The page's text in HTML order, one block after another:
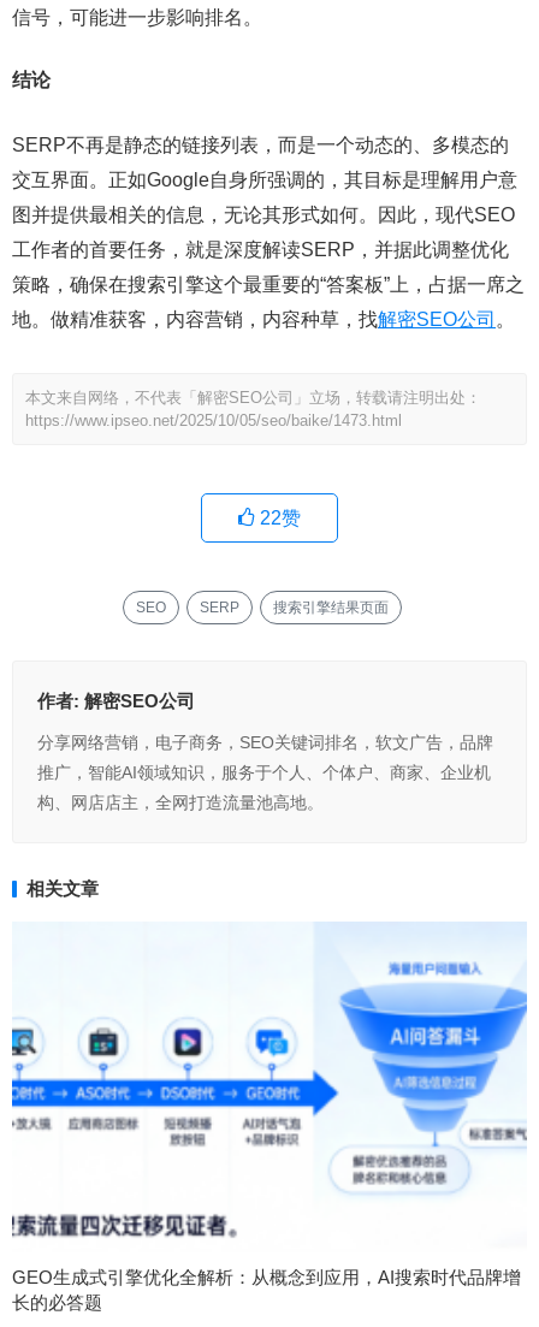
信号，可能进一步影响排名。
结论
SERP不再是静态的链接列表，而是一个动态的、多模态的
交互界面。正如Google自身所强调的，其目标是理解用户意
图并提供最相关的信息，无论其形式如何。因此，现代SEO
工作者的首要任务，就是深度解读SERP，并据此调整优化
策略，确保在搜索引擎这个最重要的“答案板”上，占据一席之
地。做精准获客，内容营销，内容种草，找解密SEO公司 。
本文来自网络，不代表「解密SEO公司」立场，转载请注明出处：
https://www.ipseo.net/2025/10/05/seo/baike/1473.html
22赞
SEO SERP 搜索引擎结果页面
作者: 解密SEO公司
分享网络营销，电子商务，SEO关键词排名，软文广告，品牌
推广，智能AI领域知识，服务于个人、个体户、商家、企业机
构、网店店主，全网打造流量池高地。
相关文章
GEO生成式引擎优化全解析：从概念到应用，AI搜索时代品牌增
长的必答题